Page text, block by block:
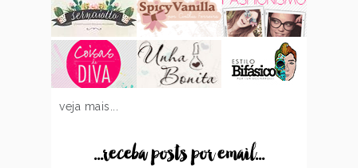
veja mais...
...receba posts por email...